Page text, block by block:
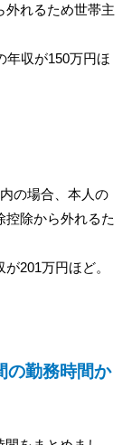
外れるため世帯主
年収が150万円ほ
の場合、本人の
控除から外れるた
201万円ほど。
の勤務時間か